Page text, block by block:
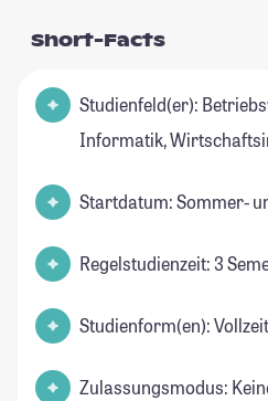
Short-Facts
Studienfeld(er):
Informatik,
Startdatum: Sommer-
Regelstudienzeit: 3
Studienform(en):
Zulassungsmodus: